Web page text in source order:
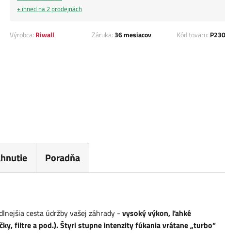
+ ihned na 2 prodejnách
Výrobca: Riwall Záruka:36 mesiacov Kód tovaru:
Poradňa
cesta údržby vašej záhrady - vysoký výkon, ľahké
filtre a pod.). Štyri stupne intenzity fúkania vrátane „turbo“